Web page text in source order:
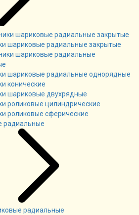
шариковые радиальные закрытые
шариковые радиальные однорядные
конические
шариковые двухрядные
роликовые цилиндрические
роликовые сферические
радиальные
радиальные